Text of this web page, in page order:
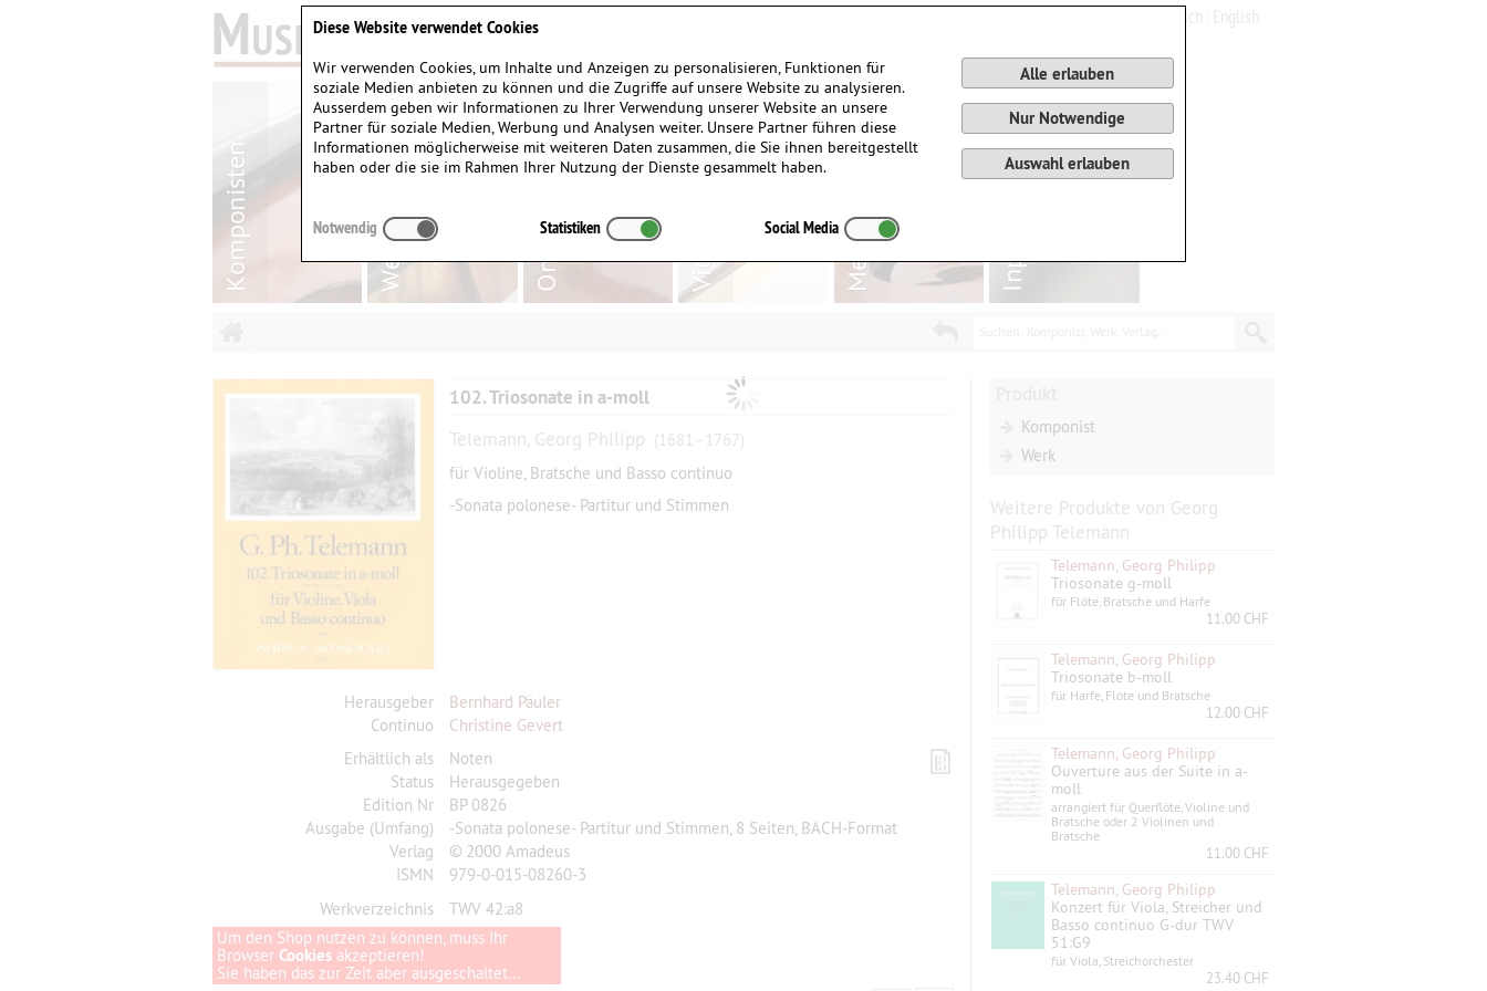
102. Triosonate in a-moll
Telemann, Georg Philipp (1681–1767)
für Violine, Bratsche und Basso continuo
-Sonata polonese- Partitur und Stimmen
Herausgeber
Bernhard Päuler
Continuo
Christine Gevert
Erhältlich als
Noten
Status
Herausgegeben
Edition Nr
BP 0826
Ausgabe (Umfang)
-Sonata polonese- Partitur und Stimmen, 8 Seiten, BACH-Format
Verlag
© 2000 Amadeus
ISMN
979-0-015-08260-3
Werkverzeichnis
TWV 42:a8
Um den Shop nutzen zu können, muss Ihr
Browser Cookies akzeptieren!
Sie haben das zur Zeit aber ausgeschaltet...
Komponist
Werk
Weitere Produkte von Georg
Philipp Telemann
Telemann, Georg Philipp
Triosonate g-moll
für Flöte, Bratsche und Harfe
11.00 CHF
Telemann, Georg Philipp
Triosonate b-moll
für Harfe, Flöte und Bratsche
12.00 CHF
Telemann, Georg Philipp
Ouverture aus der Suite in a-
moll
arrangiert für Querflöte, Violine und
Bratsche oder 2 Violinen und
Bratsche
11.00 CHF
Telemann, Georg Philipp
Konzert für Viola, Streicher und
Basso continuo G-dur TWV
51:G9
für Viola, Streichorchester
23.40 CHF
Diese Website verwendet Cookies
Wir verwenden Cookies, um Inhalte und Anzeigen zu personalisieren, Funktionen für
soziale Medien anbieten zu können und die Zugriffe auf unsere Website zu analysieren.
Ausserdem geben wir Informationen zu Ihrer Verwendung unserer Website an unsere
Partner für soziale Medien, Werbung und Analysen weiter. Unsere Partner führen diese
Informationen möglicherweise mit weiteren Daten zusammen, die Sie ihnen bereitgestellt
haben oder die sie im Rahmen Ihrer Nutzung der Dienste gesammelt haben.
Alle erlauben
Nur Notwendige
Auswahl erlauben
Notwendig Statistiken Social Media